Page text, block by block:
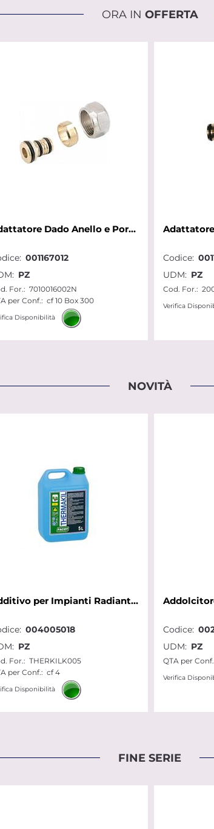
ORA IN OFFERTA
Adattatore Dado Anello e Portagomma per Tubo Multist. D.16x1/2x2,00
001167012
PZ
For.: 7010016002N
per Conf.: cf 10 Box 300
Disponibilità
Codice:
UDM: PZ
Cod. For.:
Verifica
NOVITÀ
Additivo per Impianti Radianti Termici e Refrigeranti Antialga lt 5
004005018
PZ
For.: THERKILK005
per Conf.: cf 4
Disponibilità
Codice:
UDM: PZ
QTA per
Verifica
FINE SERIE